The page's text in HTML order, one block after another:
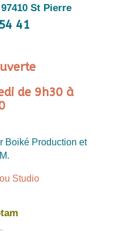
St Pierre
41
de 9h30 à
Boiké Production et
Studio